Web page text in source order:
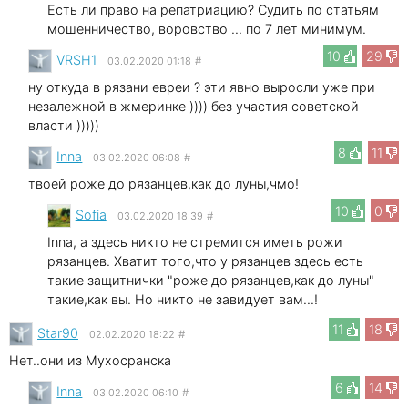
Есть ли право на репатриацию? Судить по статьям
мошенничество, воровство ... по 7 лет минимум.
10
29
VRSH1 03.02.2020 01:18 #
ну откуда в рязани евреи ? эти явно выросли уже при
незалежной в жмеринке )))) без участия советской
власти )))))
8
11
Inna 03.02.2020 06:08 #
твоей роже до рязанцев,как до луны,чмо!
10
0
Sofia 03.02.2020 18:39 #
Inna, а здесь никто не стремится иметь рожи
рязанцев. Хватит того,что у рязанцев здесь есть
такие защитнички "роже до рязанцев,как до луны"
такие,как вы. Но никто не завидует вам...!
11
18
Star90 02.02.2020 18:22 #
Нет..они из Мухосранска
6
14
Inna 03.02.2020 06:10 #